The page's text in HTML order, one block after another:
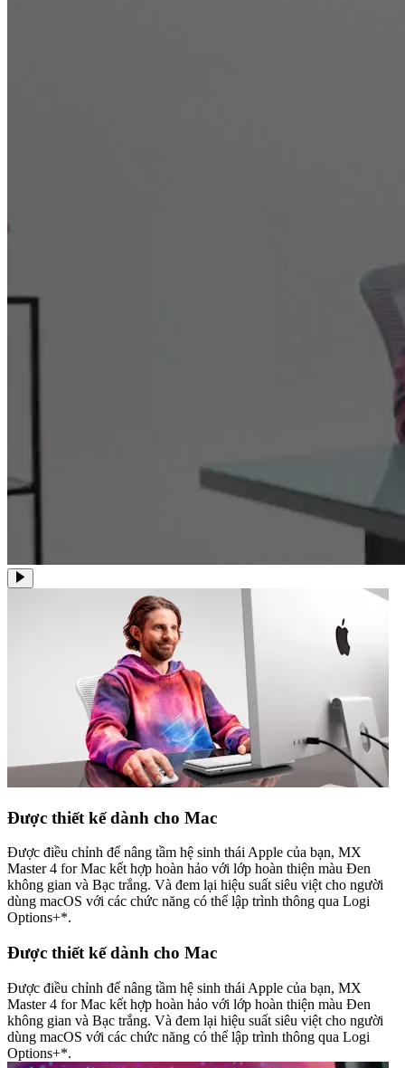
Được thiết kế dành cho Mac
Được điều chỉnh để nâng tầm hệ sinh thái Apple của bạn, MX
Master 4 for Mac kết hợp hoàn hảo với lớp hoàn thiện màu Đen
không gian và Bạc trắng. Và đem lại hiệu suất siêu việt cho người
dùng macOS với các chức năng có thể lập trình thông qua Logi
Options+*.
Được thiết kế dành cho Mac
Được điều chỉnh để nâng tầm hệ sinh thái Apple của bạn, MX
Master 4 for Mac kết hợp hoàn hảo với lớp hoàn thiện màu Đen
không gian và Bạc trắng. Và đem lại hiệu suất siêu việt cho người
dùng macOS với các chức năng có thể lập trình thông qua Logi
Options+*.